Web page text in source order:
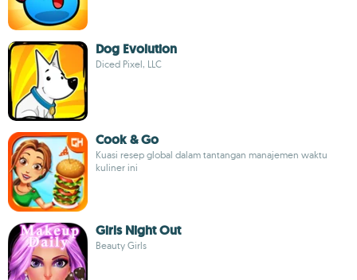
Dog Evolution
Diced Pixel, LLC
Cook & Go
Kuasi resep global dalam tantangan manajemen waktu
kuliner ini
Girls Night Out
Beauty Girls